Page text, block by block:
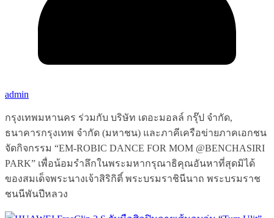
admin
กรุงเทพมหานคร ร่วมกับ บริษัท เดอะมอลล์ กรุ๊ป จำกัด,
ธนาคารกรุงเทพ จำกัด (มหาชน) และภาคีเครือข่ายภาคเอกชน
จัดกิจกรรม “EM-ROBIC DANCE FOR MOM @BENCHASIRI
PARK” เพื่อน้อมรำลึกในพระมหากรุณาธิคุณอันหาที่สุดมิได้
ของสมเด็จพระนางเจ้าสิริกิติ์ พระบรมราชินีนาถ พระบรมราช
ชนนีพันปีหลวง